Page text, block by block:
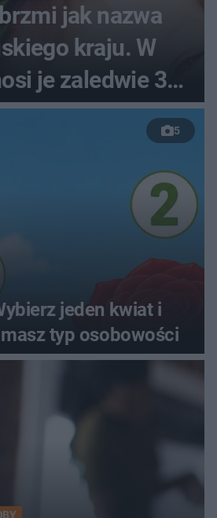
jak nazwa
kraju. W
je zaledwie 3
kobiety
5
jeden kwiat i
typ osobowości